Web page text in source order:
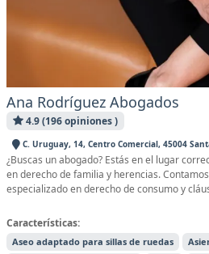
Ana Rodríguez Abogados
4.9 (196 opiniones )
C. Uruguay, 14, Centro Comercial, 45004
¿Buscas un abogado? Estás en el lugar
en derecho de familia y herencias.
especializado en derecho de consumo y
Características:
Aseo adaptado para sillas de ruedas